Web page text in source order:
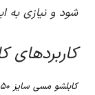
شود و نیازی به
کاربردهای